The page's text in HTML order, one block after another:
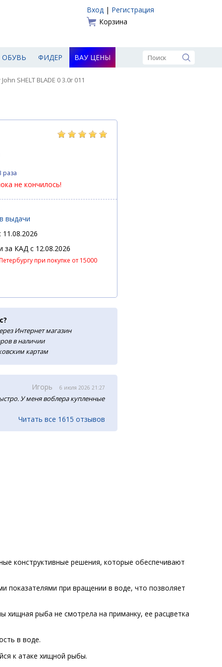
Вход | Регистрация
Корзина
ОБУВЬ ФИДЕР ВАУ ЦЕНЫ
SHELT BLADE 0 3.0г 011
раза
не кончилось!
выдачи
за КАД c 12.08.2026
при покупке от 15000
Интернет магазин
в наличии
картам
Игорь 6 июля 2026 21:27
У меня воблера купленные
Читать все 1615 отзывов
конструктивные решения, которые обеспечивают
показателями при вращении в воде, что позволяет
хищная рыба не смотрела на приманку, ее расцветка
в воде.
к атаке хищной рыбы.